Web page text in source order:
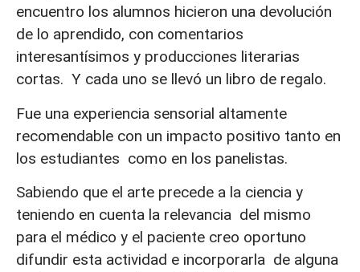
encuentro los alumnos hicieron una devolución
de lo aprendido, con comentarios
interesantísimos y producciones literarias
cortas. Y cada uno se llevó un libro de regalo.
Fue una experiencia sensorial altamente
recomendable con un impacto positivo tanto en
los estudiantes como en los panelistas.
Sabiendo que el arte precede a la ciencia y
teniendo en cuenta la relevancia del mismo
para el médico y el paciente creo oportuno
difundir esta actividad e incorporarla de alguna